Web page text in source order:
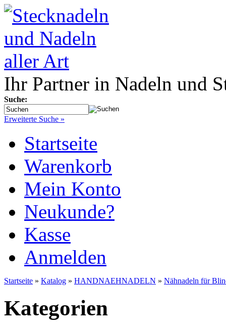
Ihr Partner in Nadeln und
Suche:
Erweiterte Suche »
Startseite
Warenkorb
Mein Konto
Neukunde?
Kasse
Anmelden
Startseite » Katalog » HANDNAEHNADELN » Nähnadeln für
Kategorien